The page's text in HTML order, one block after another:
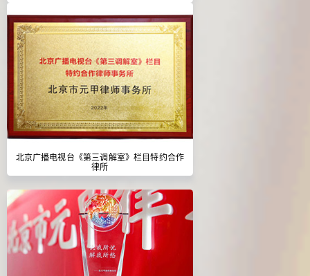
北京广播电视台《第三调解室》栏目特约合作
律所